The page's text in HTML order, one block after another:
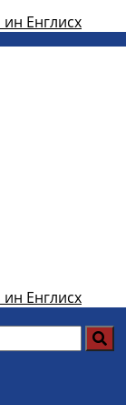
Енглисх
Енглисх